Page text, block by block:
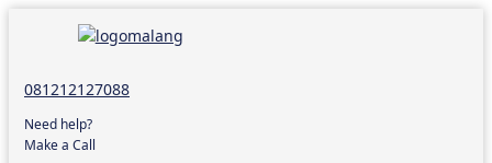
081212127088
Need help?
Make a Call